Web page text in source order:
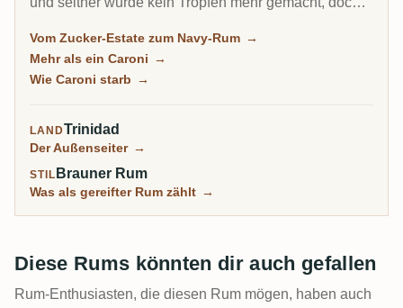
Sammler-Obsession, von Velier in die Welt getragen.
Vom Zucker-Estate zum Navy-Rum →
Mehr als ein Caroni →
Wie Caroni starb →
LANDTrinidad
Der Außenseiter →
STIL Brauner Rum
Was als gereifter Rum zählt →
Diese Rums könnten dir auch gefallen
Rum-Enthusiasten, die diesen Rum mögen, haben auch